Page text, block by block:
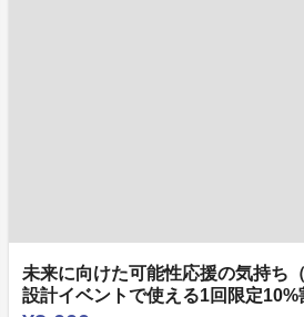
未来に向けた可能性応援の気持ち
設計イベントで使える1回限定10%